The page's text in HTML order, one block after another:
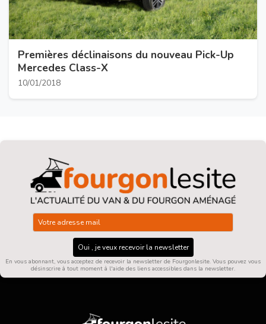
Premières déclinaisons du nouveau Pick-Up
Mercedes Class-X
10/01/2018
Oui , je veux recevoir la newsletter
En vous abonnant, vous acceptez de recevoir la newsletter de Fourgonlesite. Vous pouvez vous
désinscrire à tout moment à l'aide des liens accessibles dans la newsletter.